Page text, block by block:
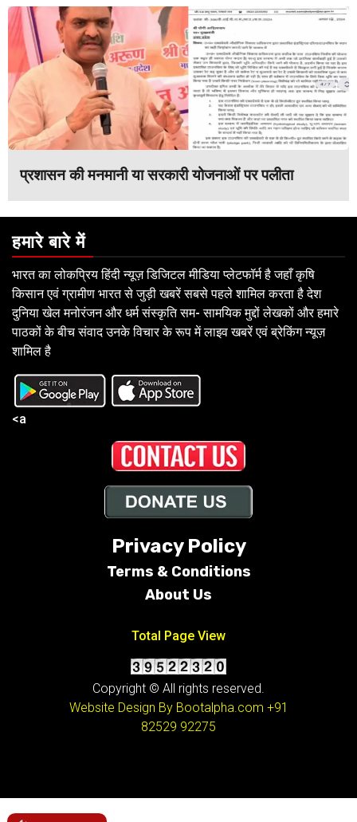
प्रशासन की मनमानी या सरकारी योजनाओं पर पलीता
हमारे बारे में
भारत का लोकप्रिय हिंदी न्यूज़ डिजिटल मीडिया प्लेटफॉर्म है जहाँ कृषि
किसान एवं ग्रामीण भारत से जुड़ी खबरें सबसे पहले शामिल करता है देश
दुनिया खेल मनोरंजन और धर्म संस्कृति सम- सामयिक मुद्दों लेखकों और हमारे
पाठकों के बीच संवाद उनके विचार के रूप में लाइव खबरें एवं ब्रेकिंग न्यूज़
शामिल है
<a
Privacy Policy
Terms & Conditions
About Us
Total Page View
Copyright © All rights reserved.
Website Design By Bootalpha.com +91
82529 92275